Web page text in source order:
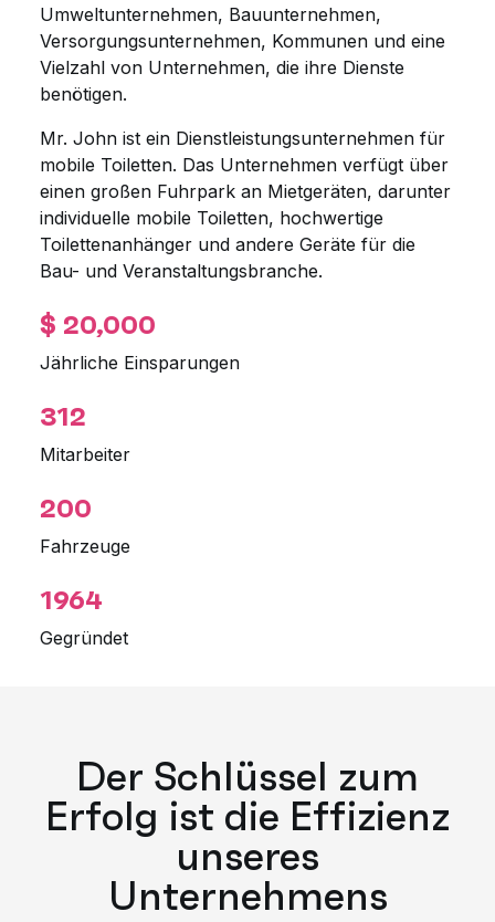
Umweltunternehmen, Bauunternehmen,
Versorgungsunternehmen, Kommunen und eine
Vielzahl von Unternehmen, die ihre Dienste
benötigen.
Mr. John ist ein Dienstleistungsunternehmen für
mobile Toiletten. Das Unternehmen verfügt über
einen großen Fuhrpark an Mietgeräten, darunter
individuelle mobile Toiletten, hochwertige
Toilettenanhänger und andere Geräte für die
Bau- und Veranstaltungsbranche.
$ 20,000
Jährliche Einsparungen
312
Mitarbeiter
200
Fahrzeuge
1964
Gegründet
Der Schlüssel zum
Erfolg ist die Effizienz
unseres
Unternehmens